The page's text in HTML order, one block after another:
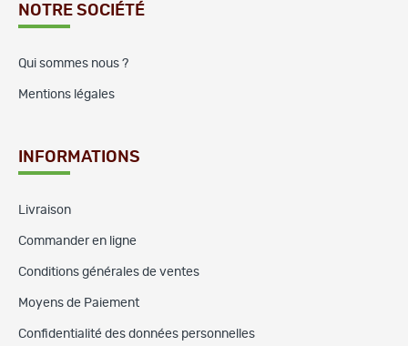
NOTRE SOCIÉTÉ
Qui sommes nous ?
Mentions légales
INFORMATIONS
Livraison
Commander en ligne
Conditions générales de ventes
Moyens de Paiement
Confidentialité des données personnelles